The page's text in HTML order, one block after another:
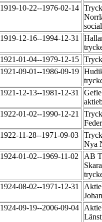
1919-10-22--1976-02-14
1919-12-16--1994-12-31
1921-01-04--1979-12-15
1921-09-01--1986-09-19
1921-12-13--1981-12-31
1922-01-02--1990-12-21
1922-11-28--1971-09-03
Nya
1924-01-02--1969-11-02
AB
1924-08-02--1971-12-31
1924-09-19--2006-09-04